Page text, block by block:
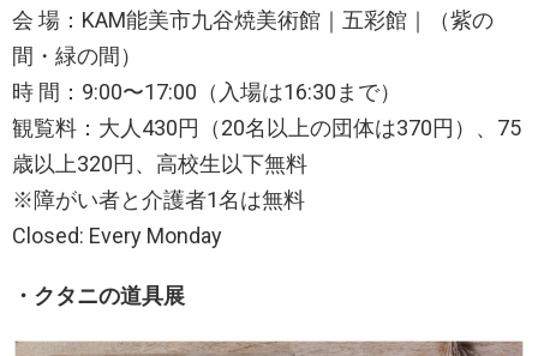
会 場：KAM能美市九谷焼美術館｜五彩館｜（紫の
間・緑の間）
時 間：9:00〜17:00（入場は16:30まで）
観覧料：大人430円（20名以上の団体は370円）、75
歳以上320円、高校生以下無料
※障がい者と介護者1名は無料
Closed: Every Monday
・クタニの道具展